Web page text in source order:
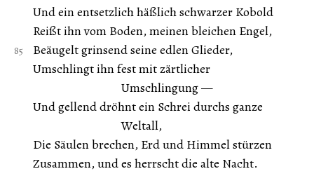
Und ein entsetzlich häßlich schwarzer Kobold
Reißt ihn vom Boden, meinen bleichen Engel,
Beäugelt grinsend seine edlen Glieder,
Umschlingt ihn fest mit zärtlicher
Umschlingung —
Und gellend dröhnt ein Schrei durchs ganze
Weltall,
Die Säulen brechen, Erd und Himmel stürzen
Zusammen, und es herrscht die alte Nacht.